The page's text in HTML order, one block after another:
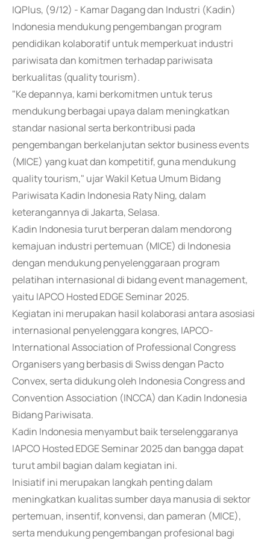
IQPlus, (9/12) - Kamar Dagang dan Industri (Kadin)
Indonesia mendukung pengembangan program
pendidikan kolaboratif untuk memperkuat industri
pariwisata dan komitmen terhadap pariwisata
berkualitas (quality tourism).
"Ke depannya, kami berkomitmen untuk terus
mendukung berbagai upaya dalam meningkatkan
standar nasional serta berkontribusi pada
pengembangan berkelanjutan sektor business events
(MICE) yang kuat dan kompetitif, guna mendukung
quality tourism," ujar Wakil Ketua Umum Bidang
Pariwisata Kadin Indonesia Raty Ning, dalam
keterangannya di Jakarta, Selasa.
Kadin Indonesia turut berperan dalam mendorong
kemajuan industri pertemuan (MICE) di Indonesia
dengan mendukung penyelenggaraan program
pelatihan internasional di bidang event management,
yaitu IAPCO Hosted EDGE Seminar 2025.
Kegiatan ini merupakan hasil kolaborasi antara asosiasi
internasional penyelenggara kongres, IAPCO-
International Association of Professional Congress
Organisers yang berbasis di Swiss dengan Pacto
Convex, serta didukung oleh Indonesia Congress and
Convention Association (INCCA) dan Kadin Indonesia
Bidang Pariwisata.
Kadin Indonesia menyambut baik terselenggaranya
IAPCO Hosted EDGE Seminar 2025 dan bangga dapat
turut ambil bagian dalam kegiatan ini.
Inisiatif ini merupakan langkah penting dalam
meningkatkan kualitas sumber daya manusia di sektor
pertemuan, insentif, konvensi, dan pameran (MICE),
serta mendukung pengembangan profesional bagi